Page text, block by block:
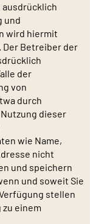
ausdrücklich
und
wird hiermit
Betreiber der
der
von
durch
dieser
wie Name,
nicht
und speichern
und soweit Sie
stellen
zu einem